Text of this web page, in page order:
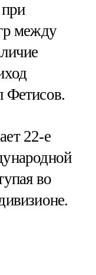
между
Фетисов.
22-е
во